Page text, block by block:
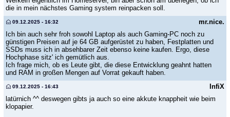
die in mein nächstes Gaming system reinpacken soll.
mr.nice.
09.12.2025 - 16:32
Ich bin auch sehr froh sowohl Laptop als auch Gaming-PC noch zu
günstigen Preisen auf je 64 GB aufgerüstet zu haben, Festplatten und
SSDs muss ich in absehbarer Zeit ebenso keine kaufen. Ergo, diese
Hochphase sitz' ich gemütlich aus.
Ich frage mich, ob es Leute gibt, die diese Entwicklung geahnt hatten
und RAM in großen Mengen auf Vorrat gekauft haben.
InfiX
09.12.2025 - 16:43
latürnich ^^ deswegen gibts ja auch so eine akkute knappheit wie beim
klopapier.